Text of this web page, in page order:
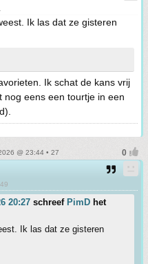
Ik las dat ze gisteren
Ik schat de kans vrij
nog eens een tourtje in een
@ 23:44 • 27
20:27 schreef PimD het
Ik las dat ze gisteren